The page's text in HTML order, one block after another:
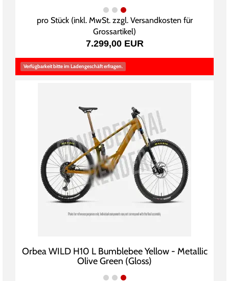
pro Stück (inkl. MwSt. zzgl. Versandkosten für
Grossartikel)
7.299,00 EUR
Verfügbarkeit bitte im Ladengeschäft erfragen.
Orbea WILD H10 L Bumblebee Yellow - Metallic
Olive Green (Gloss)